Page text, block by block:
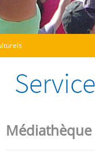
Médiathèque